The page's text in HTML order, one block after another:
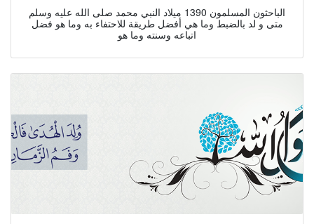
الباحثون المسلمون 1390 ميلاد النبي محمد صلى الله عليه وسلم
متى و لد بالضبط وما هي أفضل طريقة للاحتفاء به وما هو فضل
اتباعه وسنته وما هو